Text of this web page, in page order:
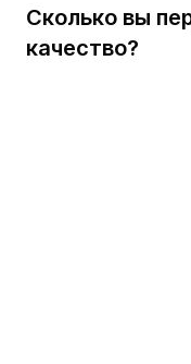
Сколько вы
качество?